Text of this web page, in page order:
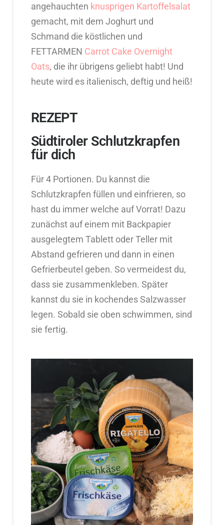
angehauchten knusprigen Kartoffelsalat
gemacht, mit dem Joghurt und
Schmand die köstlichen und
FETTARMEN Carrot Cake Overnight
Oats, die ihr übrigens geliebt habt! Und
heute wird es italienisch, deftig und heiß!
REZEPT
Südtiroler Schlutzkrapfen
für dich
Für 4 Portionen. Du kannst die
Schlutzkrapfen füllen und einfrieren, so
hast du immer welche auf Vorrat! Dazu
zunächst auf einem mit Backpapier
ausgelegtem Tablett oder Teller mit
Abstand gefrieren und dann in einen
Gefrierbeutel geben. So vermeidest du,
dass sie zusammenkleben. Später
kannst du sie in kochendes Salzwasser
legen. Sobald sie oben schwimmen, sind
sie fertig.